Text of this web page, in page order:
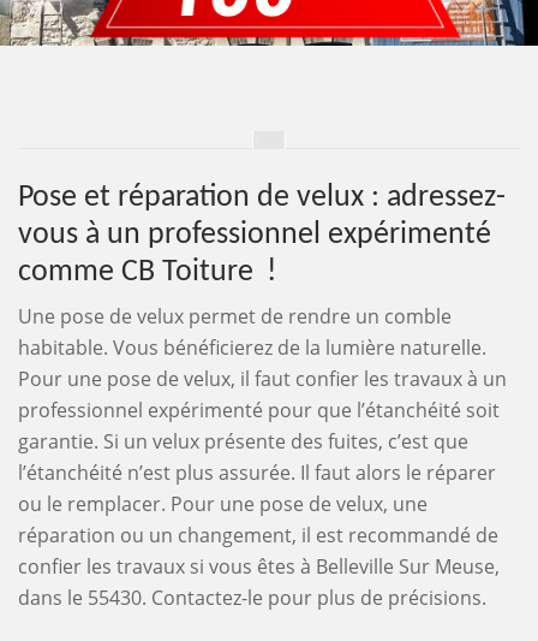
Pose et réparation de velux : adressez-
vous à un professionnel expérimenté
comme CB Toiture !
Une pose de velux permet de rendre un comble
habitable. Vous bénéficierez de la lumière naturelle.
Pour une pose de velux, il faut confier les travaux à un
professionnel expérimenté pour que l’étanchéité soit
garantie. Si un velux présente des fuites, c’est que
l’étanchéité n’est plus assurée. Il faut alors le réparer
ou le remplacer. Pour une pose de velux, une
réparation ou un changement, il est recommandé de
confier les travaux si vous êtes à Belleville Sur Meuse,
dans le 55430. Contactez-le pour plus de précisions.